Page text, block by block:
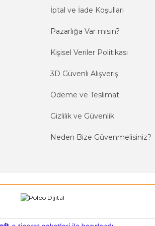
İptal ve İade Koşulları
Pazarlığa Var mısın?
Kişisel Veriler Politikası
3D Güvenli Alışveriş
Ödeme ve Teslimat
Gizlilik ve Güvenlik
Neden Bize Güvenmelisiniz?